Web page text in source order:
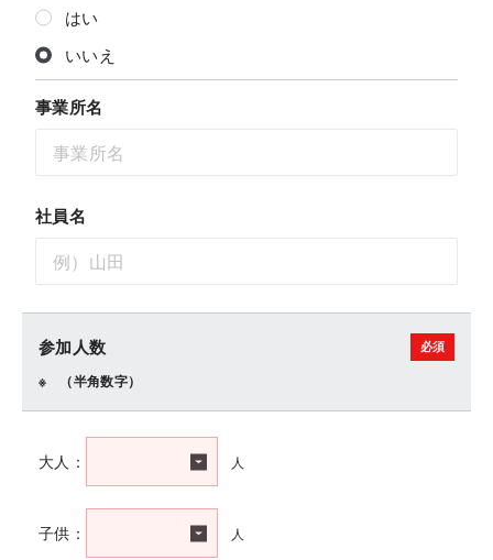
はい
いいえ
事業所名
社員名
参加人数
（半角数字）
大人： 人
子供： 人